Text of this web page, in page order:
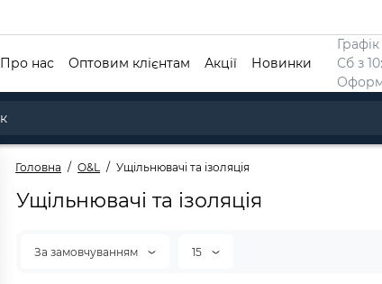
Сб з
Про нас Оптовим клієнтам Акції Новинки
Головна O&L Ущільнювачі та ізоляція
Ущільнювачі та ізоляція
За замовчуванням 15